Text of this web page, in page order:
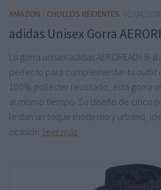
AMAZON CHOLLOS RECIENTES
adidas Unisex Gorra
La gorra unisex adidas AEROREADY B-
perfecto para complementar tu outfit
100% poliéster reciclado, esta gorra
al mismo tiempo. Su diseño de cinco
le dan un toque moderno y urbano,
ocasión. leer más